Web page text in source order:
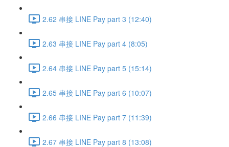
2.62 串接 LINE Pay part 3 (12:40)
2.63 串接 LINE Pay part 4 (8:05)
2.64 串接 LINE Pay part 5 (15:14)
2.65 串接 LINE Pay part 6 (10:07)
2.66 串接 LINE Pay part 7 (11:39)
2.67 串接 LINE Pay part 8 (13:08)